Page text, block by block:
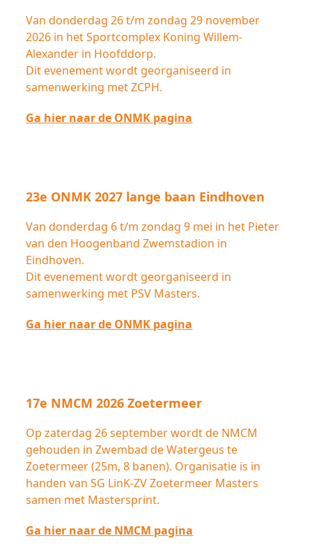
Van donderdag 26 t/m zondag 29 november
2026 in het Sportcomplex Koning Willem-
Alexander in Hoofddorp.
Dit evenement wordt georganiseerd in
samenwerking met ZCPH.
Ga hier naar de ONMK pagina
23e ONMK 2027 lange baan Eindhoven
Van donderdag 6 t/m zondag 9 mei in het Pieter
van den Hoogenband Zwemstadion in
Eindhoven.
Dit evenement wordt georganiseerd in
samenwerking met PSV Masters.
Ga hier naar de ONMK pagina
17e NMCM 2026 Zoetermeer
Op zaterdag 26 september wordt de NMCM
gehouden in Zwembad de Watergeus te
Zoetermeer (25m, 8 banen). Organisatie is in
handen van SG LinK-ZV Zoetermeer Masters
samen met Mastersprint.
Ga hier naar de NMCM pagina